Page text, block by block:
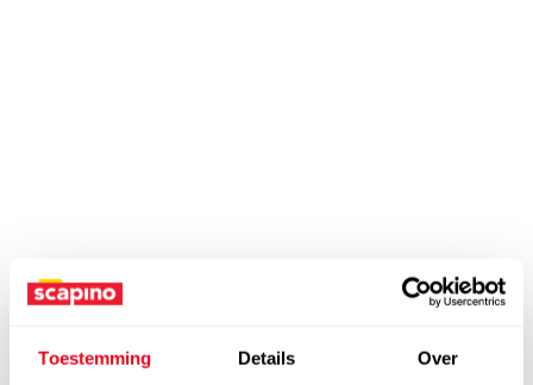
Toestemming Details Over